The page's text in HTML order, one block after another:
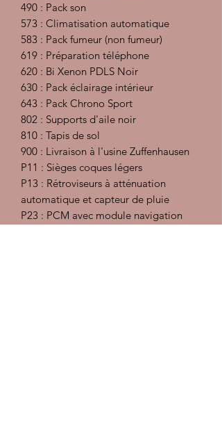
490 : Pack son
573 : Climatisation automatique
583 : Pack fumeur (non fumeur)
619 : Préparation téléphone
620 : Bi Xenon PDLS Noir
630 : Pack éclairage intérieur
643 : Pack Chrono Sport
802 : Supports d'aile noir
810 : Tapis de sol
900 : Livraison à l'usine Zuffenhausen
P11 : Sièges coques légers
P13 : Rétroviseurs à atténuation
automatique et capteur de pluie
P23 : PCM avec module navigation